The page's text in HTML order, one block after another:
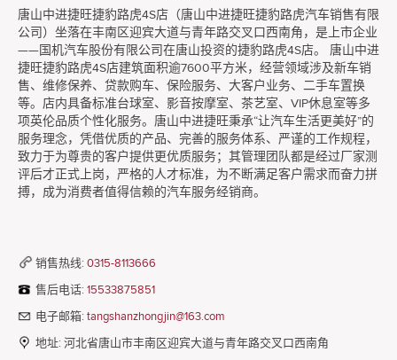
唐山中进捷旺捷豹路虎4S店（唐山中进捷旺捷豹路虎汽车销售有限
公司）坐落在丰南区迎宾大道与青年路交叉口西南角，是上市企业
——国机汽车股份有限公司在唐山投资的捷豹路虎4S店。 唐山中进
捷旺捷豹路虎4S店建筑面积逾7600平方米，经营领域涉及新车销
售、维修保养、贷款购车、保险服务、大客户业务、二手车置换
等。店内具备标准台球室、影音按摩室、茶艺室、VIP休息室等多
项英伦品质个性化服务。唐山中进捷旺秉承“让汽车生活更美好”的
服务理念，凭借优质的产品、完善的服务体系、严谨的工作规程，
致力于为尊贵的客户提供更优质服务；其管理团队都是经过厂家测
评后才正式上岗，严格的人才标准，为不断满足客户需求而奋力拼
搏，成为消费者值得信赖的汽车服务经销商。
销售热线: 0315-8113666
售后电话: 15533875851
电子邮箱: tangshanzhongjin@163.com
地址: 河北省唐山市丰南区迎宾大道与青年路交叉口西南角